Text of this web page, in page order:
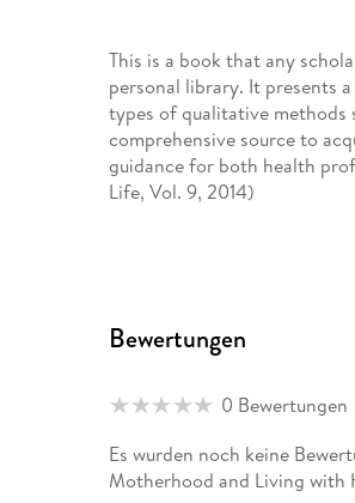
This is a book that any
personal library. It presents
types of qualitative methods
comprehensive source to
guidance for both health
Life, Vol. 9, 2014)
Bewertungen
0 Bewertungen
Es wurden noch keine
Motherhood and Living with